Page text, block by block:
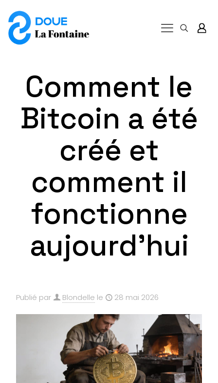
Comment le
Bitcoin a été
créé et
comment il
fonctionne
aujourd’hui
Publié par Blondelle le 28 mai 2026